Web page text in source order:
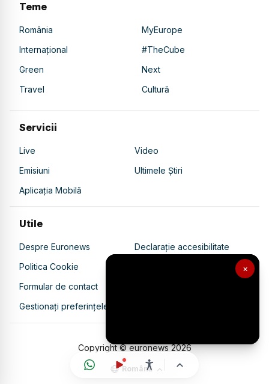
×
Teme
România
MyEurope
Internațional
#TheCube
Green
Next
Travel
Cultură
Servicii
Live
Video
Emisiuni
Ultimele Știri
Aplicația Mobilă
Utile
Despre Euronews
Declarație accesibilitate
Politica Cookie
Politica de confidențialitate
Formular de contact
Gestionați preferințele
Copyright © euronews2026
Română